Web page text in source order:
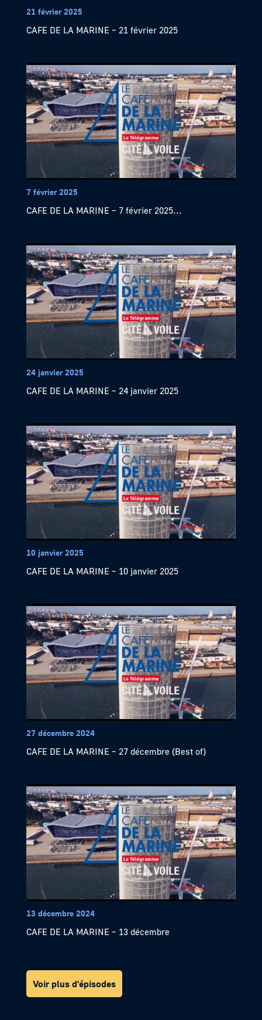
21 février 2025
CAFE DE LA MARINE – 21 février 2025
7 février 2025
CAFE DE LA MARINE – 7 février 2025...
24 janvier 2025
CAFE DE LA MARINE – 24 janvier 2025
10 janvier 2025
CAFE DE LA MARINE – 10 janvier 2025
27 décembre 2024
CAFE DE LA MARINE – 27 décembre (Best of)
13 décembre 2024
CAFE DE LA MARINE – 13 décembre
Voir plus d'épisodes